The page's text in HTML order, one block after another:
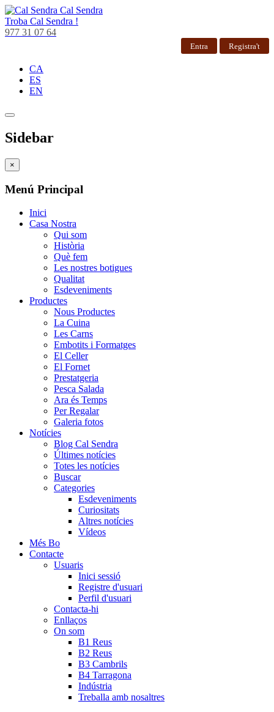
Cal Sendra
Troba Cal Sendra !
977 31 07 64
Entra Registra't
CA
ES
EN
Sidebar
×
Menú Principal
Inici
Casa Nostra
Qui som
Història
Què fem
Les nostres botigues
Qualitat
Esdeveniments
Productes
Nous Productes
La Cuina
Les Carns
Embotits i Formatges
El Celler
El Fornet
Prestatgeria
Pesca Salada
Ara és Temps
Per Regalar
Galeria fotos
Notícies
Blog Cal Sendra
Últimes notícies
Totes les notícies
Buscar
Categories
Esdeveniments
Curiositats
Altres notícies
Vídeos
Més Bo
Contacte
Usuaris
Inici sessió
Registre d'usuari
Perfil d'usuari
Contacta-hi
Enllaços
On som
B1 Reus
B2 Reus
B3 Cambrils
B4 Tarragona
Indústria
Treballa amb nosaltres